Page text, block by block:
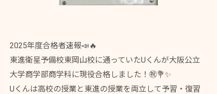
2025年度合格者速報📣🔥
東進衛星予備校東岡山校に通っていたUくんが大阪公立
大学商学部商学科に現役合格しました！㊗️💐✨
Uくんは高校の授業と東進の授業を両立して予習・復習